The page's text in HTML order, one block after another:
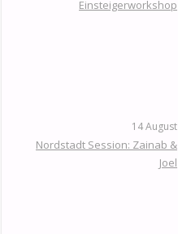
Einsteigerworkshop
14 August
Nordstadt Session: Zainab &
Joel